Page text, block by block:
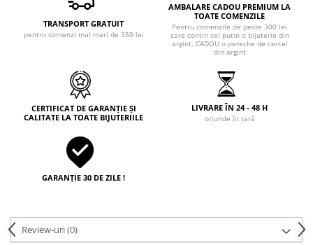
TRANSPORT GRATUIT
pentru comenzi mai mari de 350 lei
AMBALARE CADOU PREMIUM LA
TOATE COMENZILE
Pentru comenzile de peste 300 lei
care contin cel putin o bijuterie din
argint, CADOU o pereche de cercei
din argint
CERTIFICAT DE GARANȚIE ȘI
CALITATE LA TOATE BIJUTERIILE
LIVRARE ÎN 24 - 48 H
oriunde în țară
GARANȚIE 30 DE ZILE !
Review-uri(0)